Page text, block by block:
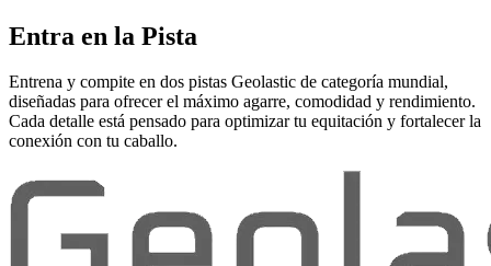
Entra en la Pista
Entrena y compite en dos pistas Geolastic de categoría mundial,
diseñadas para ofrecer el máximo agarre, comodidad y rendimiento.
Cada detalle está pensado para optimizar tu equitación y fortalecer la
conexión con tu caballo.